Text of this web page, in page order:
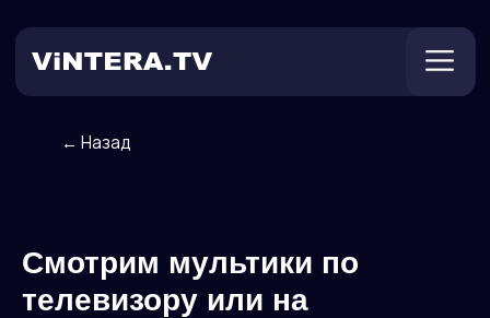
← Назад
Смотрим мультики по
телевизору или на